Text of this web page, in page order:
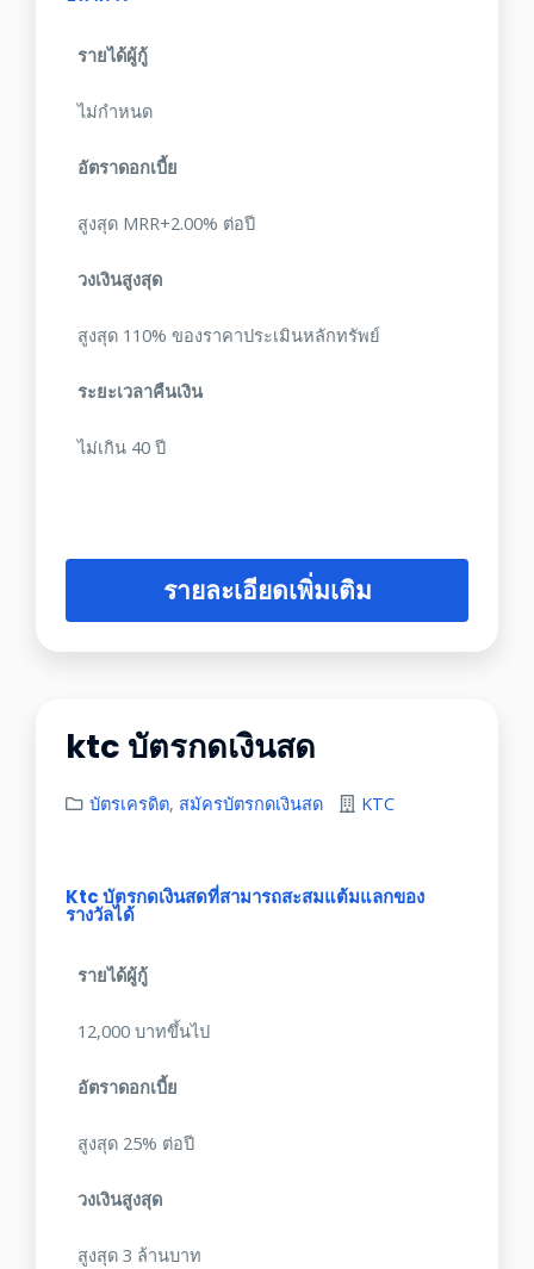
รายได้ผู้กู้
ไม่กำหนด
อัตราดอกเบี้ย
สูงสุด MRR+2.00% ต่อปี
วงเงินสูงสุด
สูงสุด 110% ของราคาประเมินหลักทรัพย์
ระยะเวลาคืนเงิน
ไม่เกิน 40 ปี
รายละเอียดเพิ่มเติม
ktc บัตรกดเงินสด
บัตรเครดิต, สมัครบัตรกดเงินสด KTC
Ktc บัตรกดเงินสดที่สามารถสะสมแต้มแลกของ
รางวัลได้
รายได้ผู้กู้
12,000 บาทขึ้นไป
อัตราดอกเบี้ย
สูงสุด 25% ต่อปี
วงเงินสูงสุด
สูงสุด 3 ล้านบาท